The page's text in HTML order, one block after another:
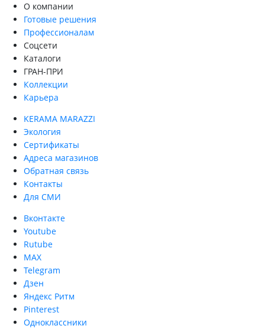
О компании
Готовые решения
Профессионалам
Соцсети
Каталоги
ГРАН-ПРИ
Коллекции
Карьера
KERAMA MARAZZI
Экология
Сертификаты
Адреса магазинов
Обратная связь
Контакты
Для СМИ
Вконтакте
Youtube
Rutube
MAX
Telegram
Дзен
Яндекс Ритм
Pinterest
Одноклассники